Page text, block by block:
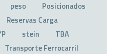
peso
Posicionados
Reservas Carga
stein
TBA
Transporte Ferrocarril